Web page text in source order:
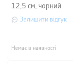
12,5 см, чорний
Залишити відгук
Немає в наявності